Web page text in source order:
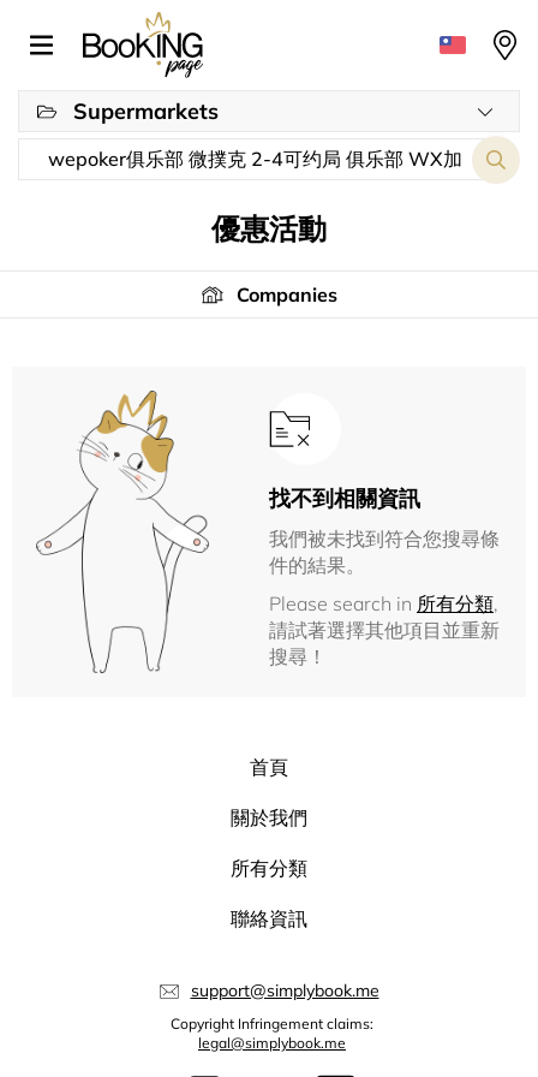
Supermarkets
優惠活動
Companies
找不到相關資訊
我們被未找到符合您搜尋條
件的結果。
Please search in 所有分類,
請試著選擇其他項目並重新
搜尋！
首頁
關於我們
所有分類
聯絡資訊
support@simplybook.me
Copyright Infringement claims:
legal@simplybook.me